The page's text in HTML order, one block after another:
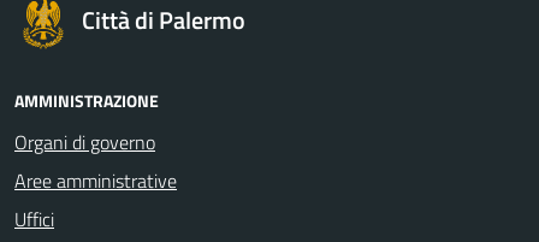
Città di Palermo
AMMINISTRAZIONE
Organi di governo
Aree amministrative
Uffici